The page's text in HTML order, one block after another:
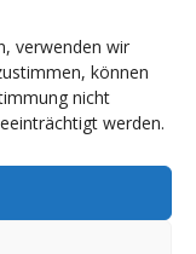
verwenden wir
können
nicht
werden.